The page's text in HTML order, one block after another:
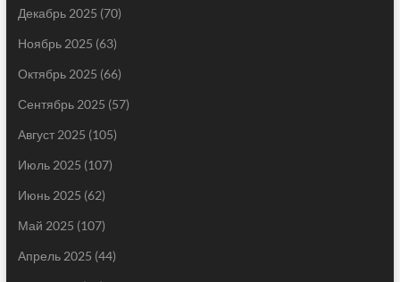
Декабрь 2025 (70)
Ноябрь 2025 (63)
Октябрь 2025 (66)
Сентябрь 2025 (57)
Август 2025 (105)
Июль 2025 (107)
Июнь 2025 (62)
Май 2025 (107)
Апрель 2025 (44)